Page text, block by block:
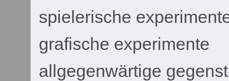
spielerische
grafische experimente
allgegenwärtige